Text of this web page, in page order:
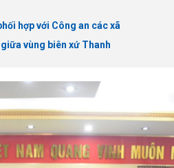
hợp với Công an các xã
vùng biên xứ Thanh